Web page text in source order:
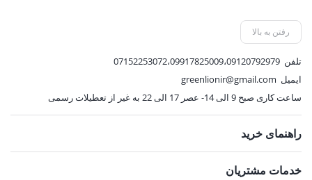
963,000 تومان.
رفتن به بالا
تلفن 07152253072،09917825009،09120792979
ایمیل greenlionir@gmail.com
ساعت کاری صبح 9 الی 14- عصر 17 الی 22 به غیر از تعطیلات رسمی
راهنمای خرید
خدمات مشتریان